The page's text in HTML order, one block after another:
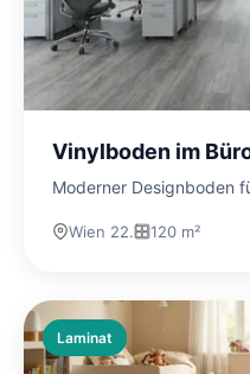
Vinylboden im
Moderner Designboden
Wien 22. 120 m²
Laminat